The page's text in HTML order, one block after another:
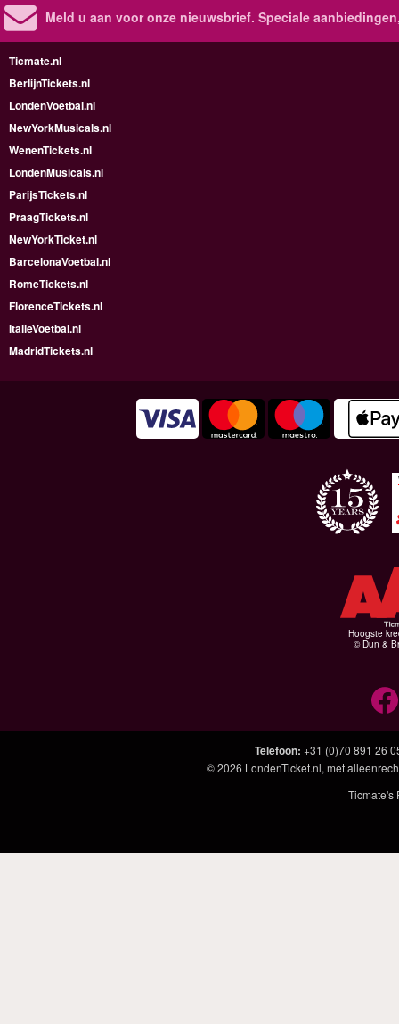
Meld u aan voor onze nieuwsbrief. Speciale
Ticmate.nl
BerlijnTickets.nl
LondenVoetbal.nl
NewYorkMusicals.nl
WenenTickets.nl
LondenMusicals.nl
ParijsTickets.nl
PraagTickets.nl
NewYorkTicket.nl
BarcelonaVoetbal.nl
RomeTickets.nl
FlorenceTickets.nl
ItalieVoetbal.nl
MadridTickets.nl
Hoogste
© Dun &
Telefoon: +31 (0)70 891 26
© 2026 LondenTicket.nl, met
Ticmate's